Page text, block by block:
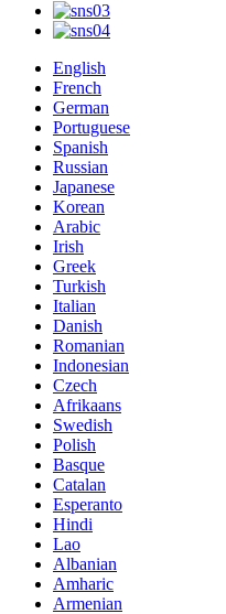
English
French
German
Portuguese
Spanish
Russian
Japanese
Korean
Arabic
Irish
Greek
Turkish
Italian
Danish
Romanian
Indonesian
Czech
Afrikaans
Swedish
Polish
Basque
Catalan
Esperanto
Hindi
Lao
Albanian
Amharic
Armenian